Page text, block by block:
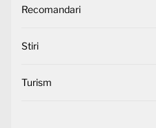
Recomandari
Stiri
Turism